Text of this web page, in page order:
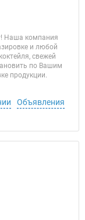
Наша компания
и любой
свежей
по Вашим
продукции.
Объявления